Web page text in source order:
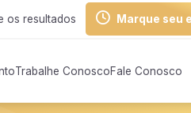
os resultados Marque seu
Trabalhe ConoscoFale Conosco